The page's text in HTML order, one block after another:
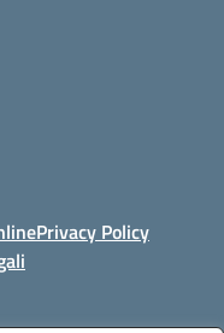
Privacy Policy